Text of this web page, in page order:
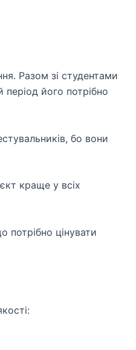
Разом зі студентами
його потрібно
бо вони
краще у всіх
потрібно цінувати